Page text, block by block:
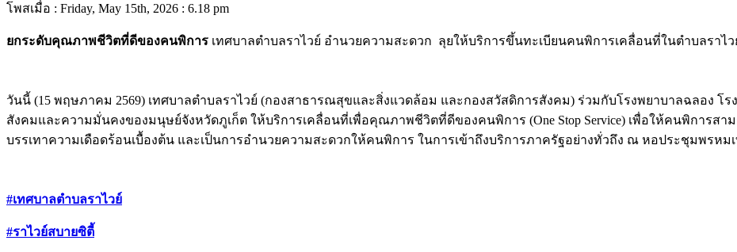
โพสเมื่อ : Friday, May 15th, 2026 : 6.18 pm
ยกระดับคุณภาพชีวิตที่ดีของคนพิการ เทศบาลตำบลราไวย์ อำนวยความสะดวก ลุยให้บริการขึ้นทะเบียนคนพิการเคลื่อนที่ในตำบลราไว
วันนี้ (15 พฤษภาคม 2569) เทศบาลตำบลราไวย์ (กองสาธารณสุขและสิ่งแวดล้อม และกองสวัสดิการสังคม) ร่วมกับโรงพยาบาลฉลอง โ
สังคมและความมั่นคงของมนุษย์จังหวัดภูเก็ต ให้บริการเคลื่อนที่เพื่อคุณภาพชีวิตที่ดีของคนพิการ (One Stop Service) เพื่อให้คนพิการส
บรรเทาความเดือดร้อนเบื้องต้น และเป็นการอำนวยความสะดวกให้คนพิการ ในการเข้าถึงบริการภาครัฐอย่างทั่วถึง ณ หอประชุมพรหม
#เทศบาลตำบลราไวย์
#ราไวย์สบายซิตี้